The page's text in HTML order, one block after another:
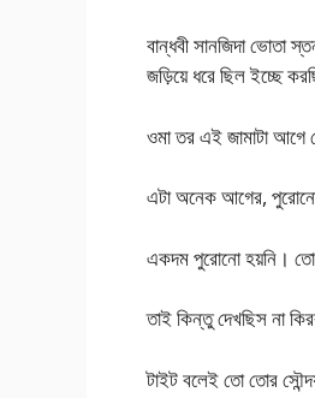
বান্ধবী সানজিদা ভোতা
জড়িয়ে ধরে ছিল ইচ্ছে
ওমা তর এই জামাটা আগে
এটা অনেক আগের,
একদম পুরোনো হয়নি।
তাই কিন্তু দেখছিস না
টাইট বলেই তো তোর